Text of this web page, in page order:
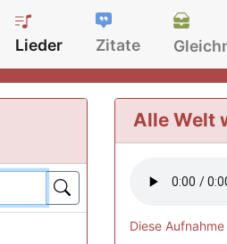
Lieder Zitate
Alle Welt
Diese